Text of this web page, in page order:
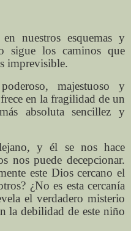
nuestros esquemas y
sigue los caminos que
imprevisible.
majestuoso y
en la fragilidad de un
absoluta sencillez y
y él se nos hace
nos puede decepcionar.
este Dios cercano el
¿No es esta cercanía
el verdadero misterio
la debilidad de este niño